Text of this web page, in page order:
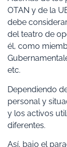
OTAN y de la
debe
del teatro de
él, como
etc.
Dependiendo
personal y
y los activos
diferentes.
Así, bajo el